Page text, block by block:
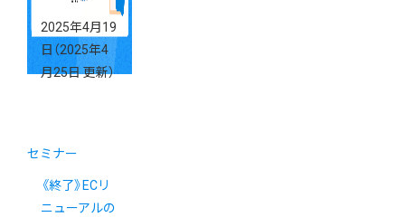
2025年4月19
日（2025年4
月25日 更新）
セミナー
《終了》ECリ
ニューアルの